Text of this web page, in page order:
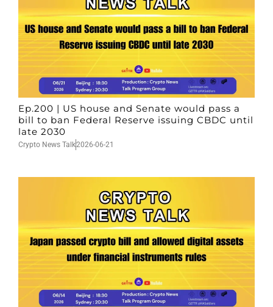
Ep.200 | US house and Senate would pass a
bill to ban Federal Reserve issuing CBDC until
late 2030
Crypto News Talk2026-06-21